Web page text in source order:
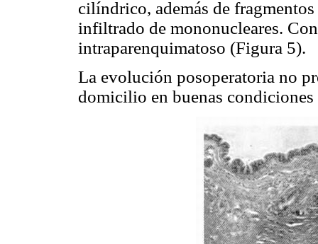
cilíndrico, además de
infiltrado de mononucleares.
intraparenquimatoso (Figura 5).
La evolución posoperatoria no
domicilio en buenas condiciones